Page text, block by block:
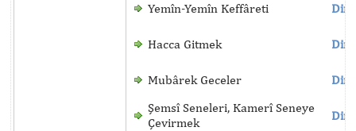
Yemîn-Yemîn Keffâreti
Hacca Gitmek
Mubârek Geceler
Şemsî Seneleri, Kamerî Seneye
Çevirmek